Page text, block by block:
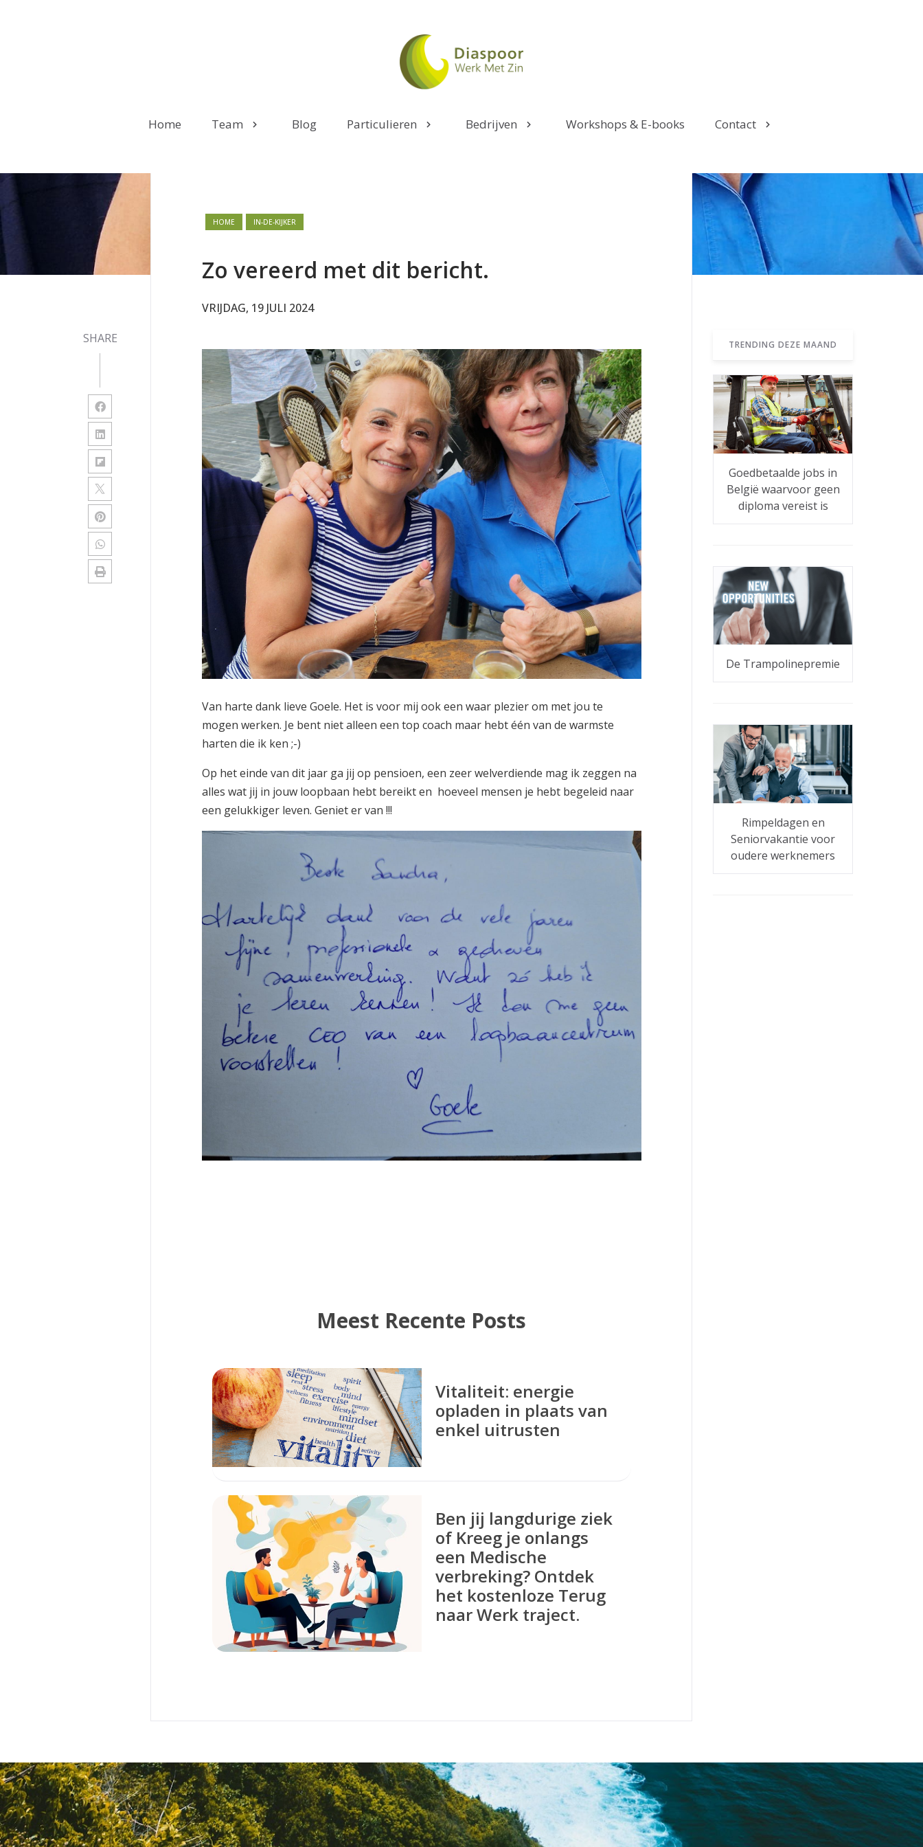
Home Team Blog Particulieren Bedrijven Workshops & E-books Contact
SHARE
HOME IN-DE-KIJKER
Zo vereerd met dit bericht.
VRIJDAG, 19 JULI 2024
Van harte dank lieve Goele. Het is voor mij ook een waar plezier om met jou te
mogen werken. Je bent niet alleen een top coach maar hebt één van de warmste
harten die ik ken ;-)
Op het einde van dit jaar ga jij op pensioen, een zeer welverdiende mag ik zeggen na
alles wat jij in jouw loopbaan hebt bereikt en hoeveel mensen je hebt begeleid naar
een gelukkiger leven. Geniet er van !!!
Meest Recente Posts
Vitaliteit: energie
opladen in plaats van
enkel uitrusten
Ben jij langdurige ziek
of Kreeg je onlangs
een Medische
verbreking? Ontdek
het kostenloze Terug
naar Werk traject.
TRENDING DEZE MAAND
Goedbetaalde jobs in
België waarvoor geen
diploma vereist is
De Trampolinepremie
Rimpeldagen en
Seniorvakantie voor
oudere werknemers